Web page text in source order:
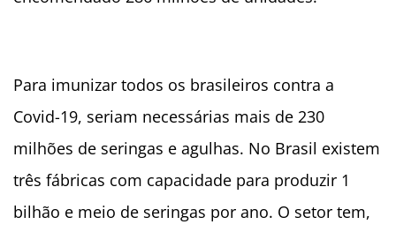
Para imunizar todos os brasileiros contra a
Covid-19, seriam necessárias mais de 230
milhões de seringas e agulhas. No Brasil existem
três fábricas com capacidade para produzir 1
bilhão e meio de seringas por ano. O setor tem,